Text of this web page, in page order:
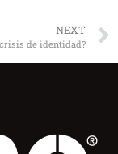
NEXT
de identidad?